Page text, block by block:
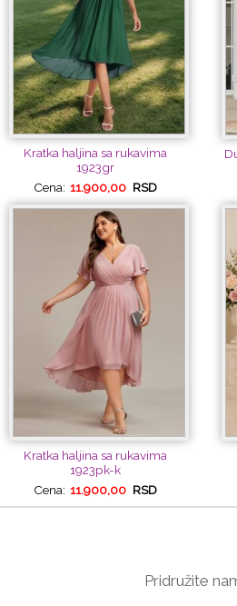
Kratka haljina sa rukavima
1923gr
Cena: 11.900,00 RSD
Kratka haljina sa rukavima
1923pk-k
Cena: 11.900,00 RSD
Pridružite